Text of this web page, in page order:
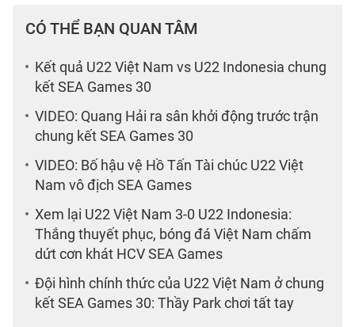
CÓ THỂ BẠN QUAN TÂM
Kết quả U22 Việt Nam vs U22 Indonesia chung
kết SEA Games 30
VIDEO: Quang Hải ra sân khởi động trước trận
chung kết SEA Games 30
VIDEO: Bố hậu vệ Hồ Tấn Tài chúc U22 Việt
Nam vô địch SEA Games
Xem lại U22 Việt Nam 3-0 U22 Indonesia:
Thắng thuyết phục, bóng đá Việt Nam chấm
dứt cơn khát HCV SEA Games
Đội hình chính thức của U22 Việt Nam ở chung
kết SEA Games 30: Thầy Park chơi tất tay